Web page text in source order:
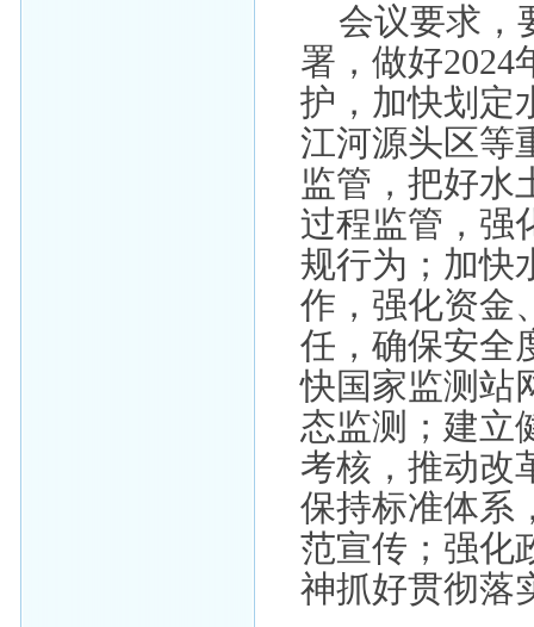
会议要求，
署，做好2024
护，加快划定
江河源头区等
监管，把好水
过程监管，强
规行为；加快
作，强化资金
任，确保安全
快国家监测站
态监测；建立
考核，推动改
保持标准体系
范宣传；强化
神抓好贯彻落